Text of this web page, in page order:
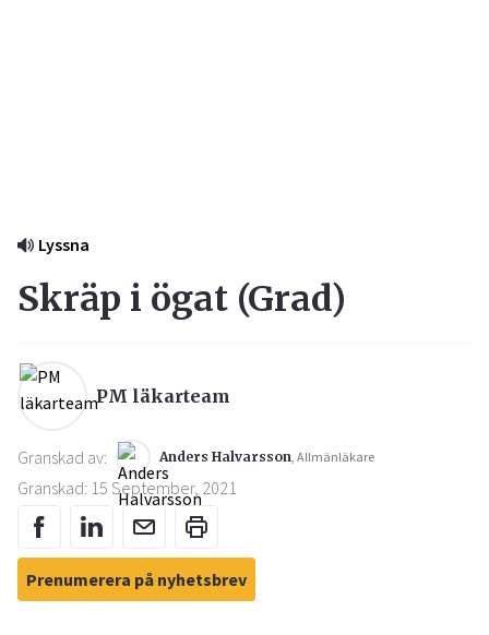
Lyssna
Skräp i ögat (Grad)
PM läkarteam
Granskad av: Anders Halvarsson, Allmänläkare
Granskad: 15 September, 2021
Prenumerera på nyhetsbrev